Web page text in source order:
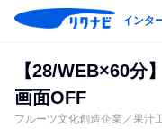
インタ
【28/WEB×60分
画面OFF
フルーツ文化創造企業／果汁